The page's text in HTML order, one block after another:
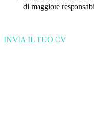
di maggiore
INVIA IL TUO CV